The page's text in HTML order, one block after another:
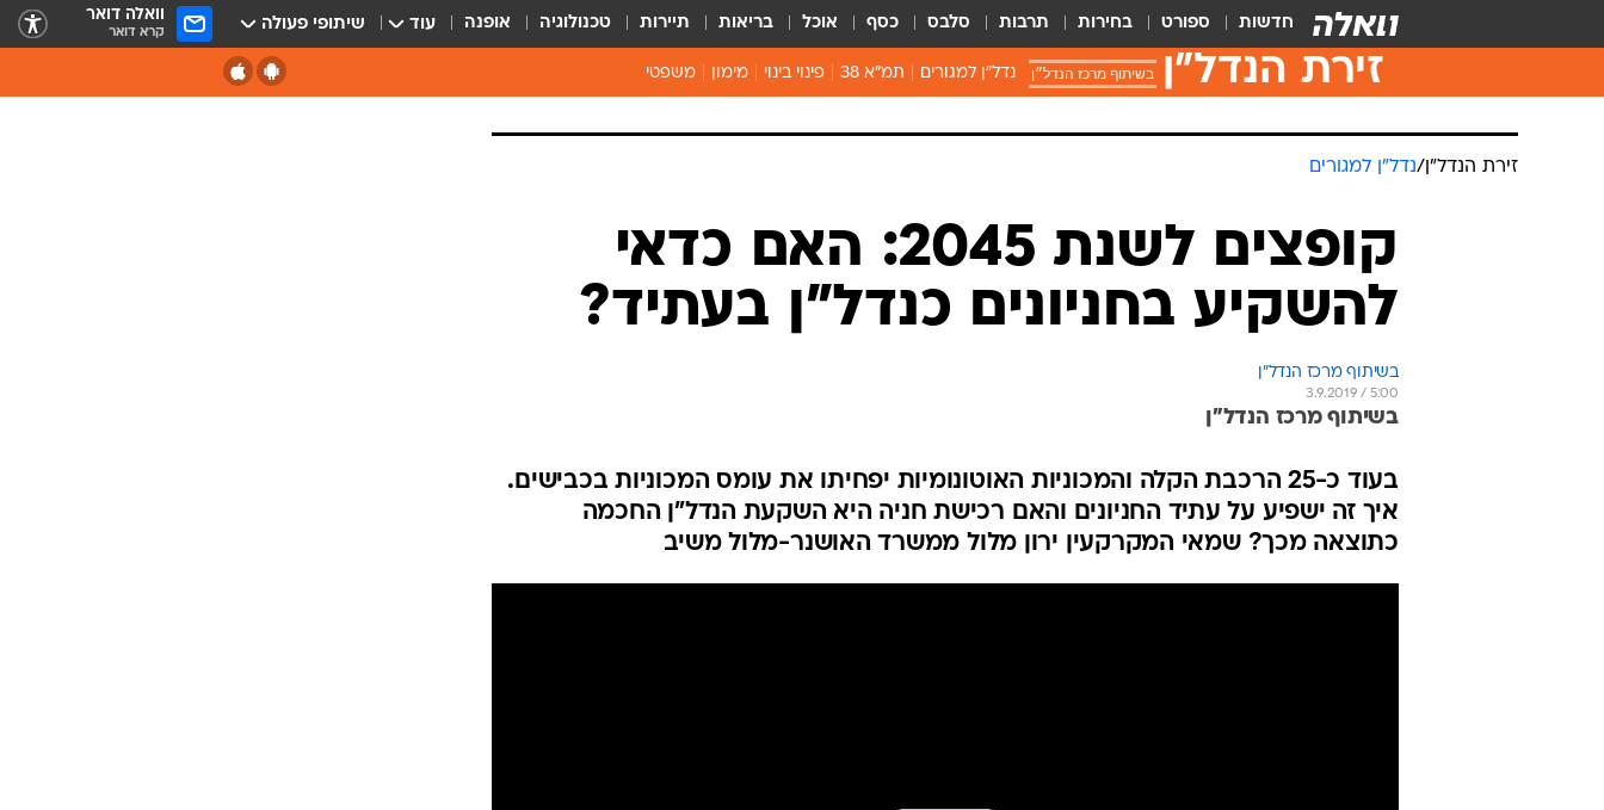
חדשות ספורט בחירות תרבות סלבס כסף אוכל בריאות תיירות טכנולוגיה אופנה עוד שיתופי פעולה וואלה דואר
קרא דואר
זירת הנדל״ן בשיתוף מרכז הנדל״ן נדל"ן למגורים תמ"א 38 פינוי בינוי מימון משפטי
זירת הנדל״ן /נדל"ן למגורים
קופצים לשנת 2045: האם כדאי
להשקיע בחניונים כנדל"ן בעתיד?
בשיתוף מרכז הנדל"ן
3.9.2019 / 5:00
בשיתוף מרכז הנדל"ן
בעוד כ-25 הרכבת הקלה והמכוניות האוטונומיות יפחיתו את עומס המכוניות בכבישים.
איך זה ישפיע על עתיד החניונים והאם רכישת חניה היא השקעת הנדל"ן החכמה
כתוצאה מכך? שמאי המקרקעין ירון מלול ממשרד האושנר-מלול משיב